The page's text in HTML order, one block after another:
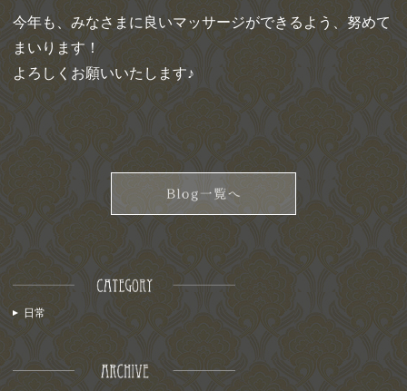
今年も、みなさまに良いマッサージができるよう、努めて
まいります！
よろしくお願いいたします♪
日常